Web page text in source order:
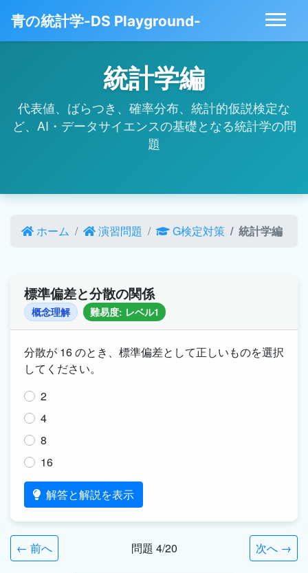
青の統計学-DS Playground-
統計学編
代表値、ばらつき、確率分布、統計的仮説検定な
ど、AI・データサイエンスの基礎となる統計学の問
題
ホーム 演習問題 G検定対策 統計学編
標準偏差と分散の関係
概念理解 難易度: レベル1
分散が 16 のとき、標準偏差として正しいものを選択
してください。
2
4
8
16
解答と解説を表示
← 前へ 問題 4/20 次へ →